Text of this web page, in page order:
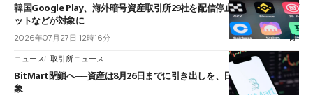
韓国Google Play、海外暗号資産取引所29社を配信停止──OKXやバイビ
ットなどが対象に
2026年07月27日 12時16分
ニュース 取引所ニュース
BitMart閉鎖へ──資産は8月26日までに引き出しを、日本人利用者も対
象